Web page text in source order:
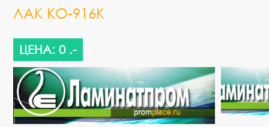
ЛАК КО-916К
ЦЕНА: 0 .-